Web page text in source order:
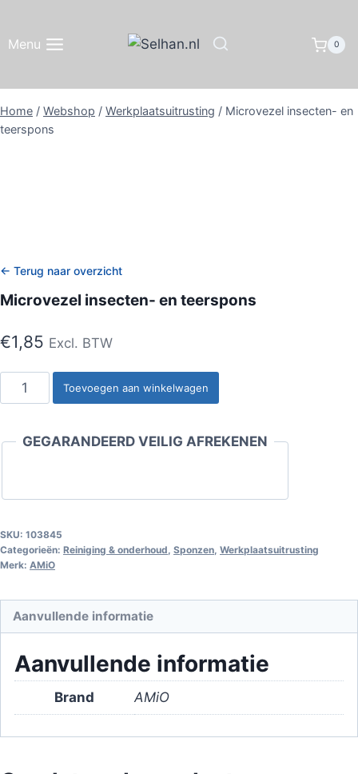
inhoud
Menu 0
Home / Webshop / Werkplaatsuitrusting / Microvezel insecten- en
teerspons
← Terug naar overzicht
Microvezel insecten- en teerspons
€1,85 Excl. BTW
Microvezel
insecten-
teerspons
Toevoegen aan winkelwagen
GEGARANDEERD VEILIG AFREKENEN
SKU: 103845
Categorieën: Reiniging & onderhoud, Sponzen, Werkplaatsuitrusting
Merk: AMiO
Aanvullende informatie
Aanvullende informatie
Brand AMiO